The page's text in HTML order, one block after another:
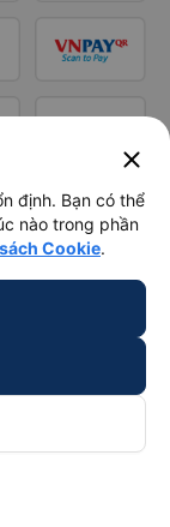
close
định. Bạn có thể
nào trong phần
Cookie.